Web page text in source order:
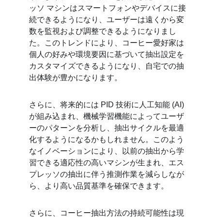
ッソ マシンはスマートフォンやデバイスに接
続できるようになり、ユーザーは遠くから変
数を監視および調整できるようになりまし
た。このトレンドにより、コーヒー愛好家は
個人の好みや環境要因に基づいて抽出設定を
カスタマイズできるようになり、自宅での抽
出体験が豊かになります。
さらに、将来的には PID 技術に人工知能 (AI)
が組み込まれ、機械学習機能によってユーザ
ーのパターンを分析し、抽出サイクルを最適
化するようになるかもしれません。このよう
なイノベーションにより、以前の抽出から学
習できる適応性の高いマシンが生まれ、エス
プレッソの抽出に伴う推測作業を減らしなが
ら、より高い品質基準を確保できます。
さらに、コーヒー抽出方法の持続可能性は現